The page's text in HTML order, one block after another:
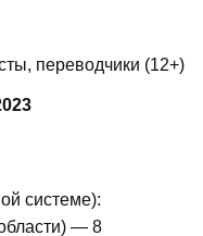
переводчики (12+)
системе):
— 8